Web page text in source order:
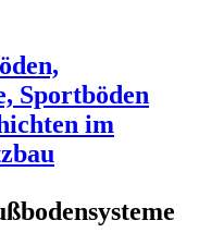
Sportböden
im